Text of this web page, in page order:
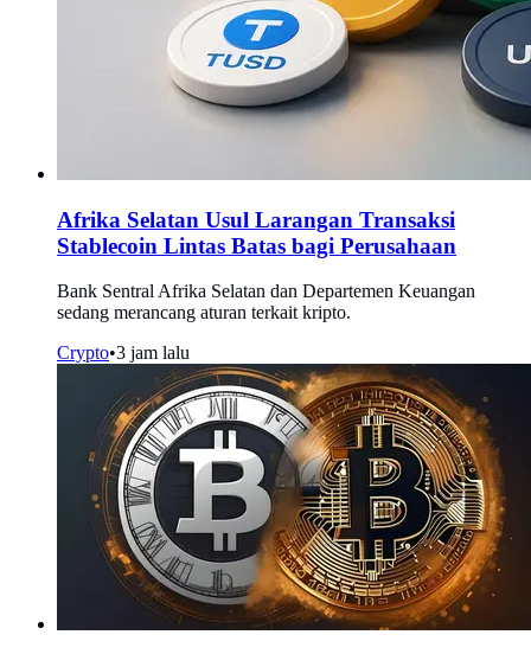
Afrika Selatan Usul Larangan Transaksi
Stablecoin Lintas Batas bagi Perusahaan
Bank Sentral Afrika Selatan dan Departemen Keuangan
sedang merancang aturan terkait kripto.
Crypto•3 jam lalu